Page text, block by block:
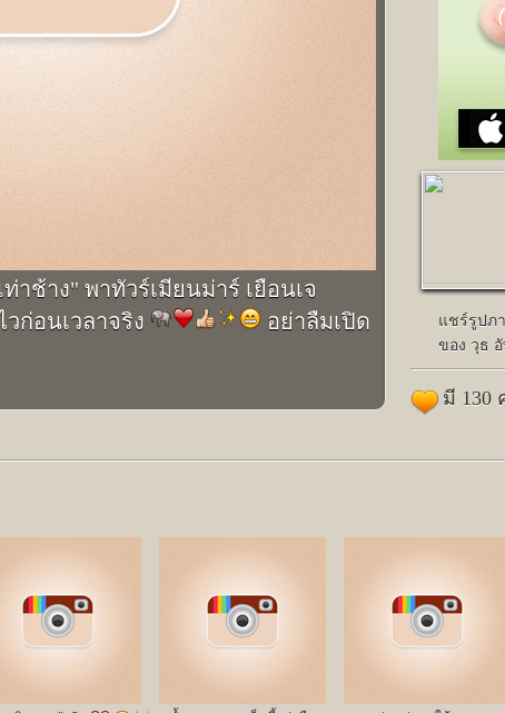
าช้าง" พาทัวร์เมียนม่าร์ เยือนเจ
ก่อนเวลาจริง
อย่าลืมเปิด
แชร์รูปภ
ของ วุธ
มี 130